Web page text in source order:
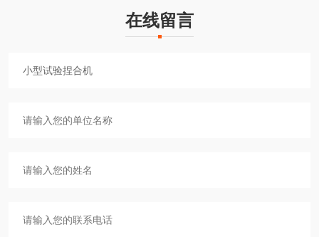
在线留言